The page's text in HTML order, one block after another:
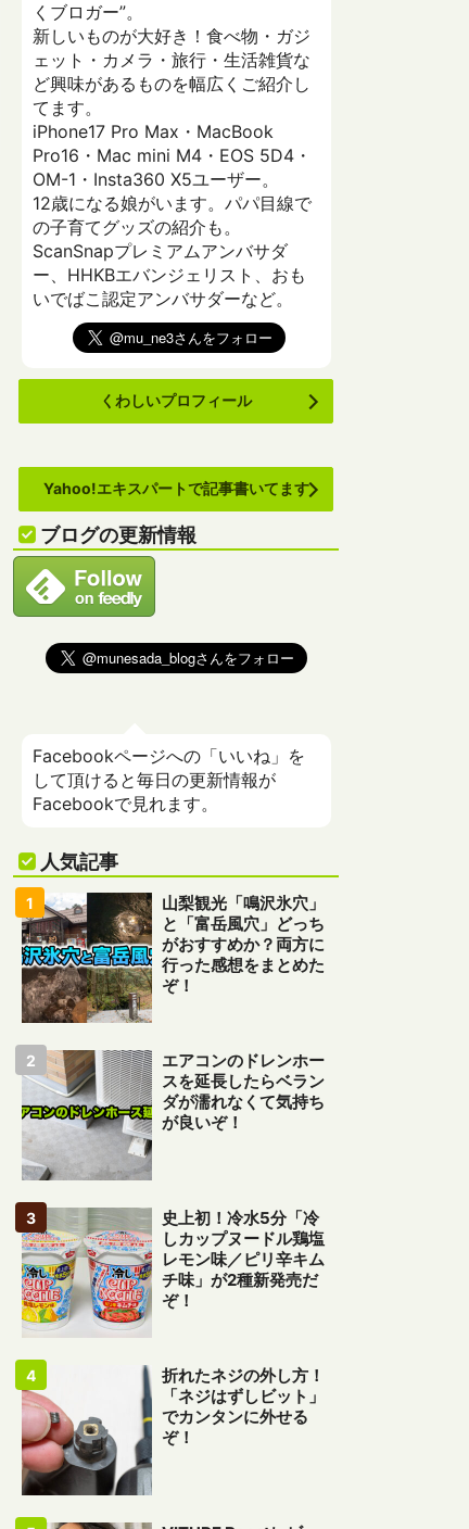
くブロガー”。
新しいものが大好き！食べ物・ガジ
ェット・カメラ・旅行・生活雑貨な
ど興味があるものを幅広くご紹介し
てます。
iPhone17 Pro Max・MacBook
Pro16・Mac mini M4・EOS 5D4・
OM-1・Insta360 X5ユーザー。
12歳になる娘がいます。パパ目線で
の子育てグッズの紹介も。
ScanSnapプレミアムアンバサダ
ー、HHKBエバンジェリスト、おも
いでばこ認定アンバサダーなど。
くわしいプロフィール
Yahoo!エキスパートで記事書いてます
ブログの更新情報
Facebookページへの「いいね」を
して頂けると毎日の更新情報が
Facebookで見れます。
人気記事
山梨観光「鳴沢氷穴」
と「富岳風穴」どっち
がおすすめか？両方に
行った感想をまとめた
ぞ！
エアコンのドレンホー
スを延長したらベラン
ダが濡れなくて気持ち
が良いぞ！
史上初！冷水5分「冷
しカップヌードル鶏塩
レモン味／ピリ辛キム
チ味」が2種新発売だ
ぞ！
折れたネジの外し方！
「ネジはずしビット」
でカンタンに外せる
ぞ！